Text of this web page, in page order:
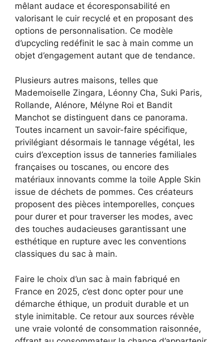
mêlant audace et écoresponsabilité en
valorisant le cuir recyclé et en proposant des
options de personnalisation. Ce modèle
d’upcycling redéfinit le sac à main comme un
objet d’engagement autant que de tendance.
Plusieurs autres maisons, telles que
Mademoiselle Zingara, Léonny Cha, Suki Paris,
Rollande, Alénore, Mélyne Roi et Bandit
Manchot se distinguent dans ce panorama.
Toutes incarnent un savoir-faire spécifique,
privilégiant désormais le tannage végétal, les
cuirs d’exception issus de tanneries familiales
françaises ou toscanes, ou encore des
matériaux innovants comme la toile Apple Skin
issue de déchets de pommes. Ces créateurs
proposent des pièces intemporelles, conçues
pour durer et pour traverser les modes, avec
des touches audacieuses garantissant une
esthétique en rupture avec les conventions
classiques du sac à main.
Faire le choix d’un sac à main fabriqué en
France en 2025, c’est donc opter pour une
démarche éthique, un produit durable et un
style inimitable. Ce retour aux sources révèle
une vraie volonté de consommation raisonnée,